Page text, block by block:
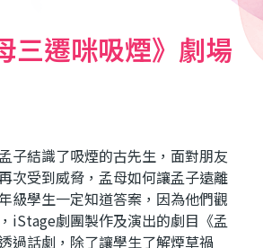
三遷咪吸煙》劇場
子結識了吸煙的古先生，面對朋友
次受到威脅，孟母如何讓孟子遠離
級學生一定知道答案，因為他們觀
iStage劇團製作及演出的劇目《孟
過話劇，除了讓學生了解煙草禍